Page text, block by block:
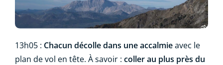
13h05 : Chacun décolle dans une accalmieavec le
plan de vol en tête. À savoir : coller au plus près du